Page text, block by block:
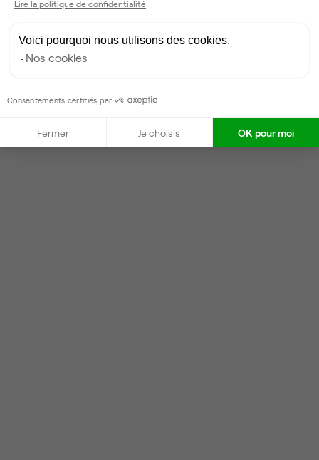
Lire la politique de confidentialité
Voici pourquoi nous utilisons des cookies.
Nos cookies
Consentements certifiés par
Fermer Je choisis OK pour moi